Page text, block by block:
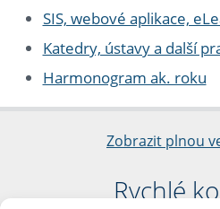
SIS, webové aplikace,
Katedry, ústavy a další
Harmonogram ak. roku
Zobrazit plnou
Rychlé